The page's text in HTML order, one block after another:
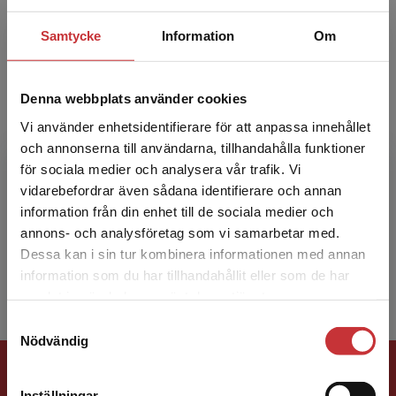
Samtycke Information Om
Denna webbplats använder cookies
Vi använder enhetsidentifierare för att anpassa innehållet
och annonserna till användarna, tillhandahålla funktioner
för sociala medier och analysera vår trafik. Vi
vidarebefordrar även sådana identifierare och annan
information från din enhet till de sociala medier och
annons- och analysföretag som vi samarbetar med.
Dessa kan i sin tur kombinera informationen med annan
information som du har tillhandahållit eller som de har
Nödvändig
Begränsad fraktregion
Det verkar som att du besöker
studentlitteratur.se via en enhet utanför Sverige.
Vi erbjuder inte leveranser utanför Sverige. För
att kunna slutföra ett köp måste
Lars Holmberg
Lars Holmberg är doktorand på Malmö
universitet och forskar inom maskinlärande och
artificiell intelligens. Han har över 15 års
erfarenhet av att u...